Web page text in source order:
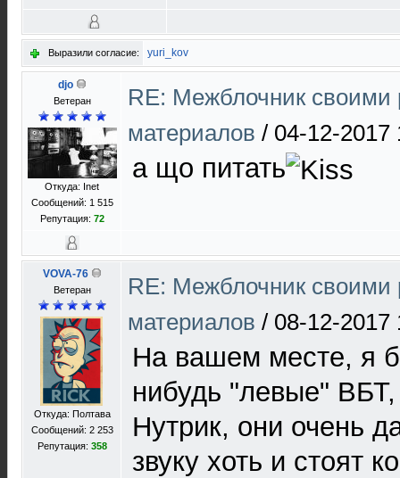
Выразили согласие: yuri_kov
djo
Ветеран
Откуда: Inet
Сообщений: 1 515
Репутация: 72
RE: Межблочник своими
материалов / 04-12-2017
а що питать
VOVA-76
Ветеран
Откуда: Полтава
Сообщений: 2 253
Репутация: 358
RE: Межблочник своими
материалов / 08-12-2017
На вашем месте, я
нибудь "левые"
Нутрик, они очень
звуку хоть и стоят